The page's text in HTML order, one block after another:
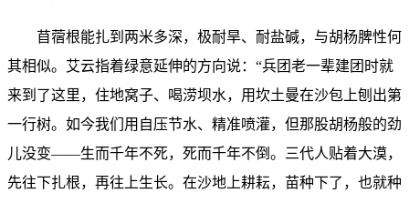
苜蓿根能扎到两米多深，极耐旱、耐盐碱，与胡杨脾性何
其相似。艾云指着绿意延伸的方向说：“兵团老一辈建团时就
来到了这里，住地窝子、喝涝坝水，用坎土曼在沙包上刨出第
一行树。如今我们用自压节水、精准喷灌，但那股胡杨般的劲
儿没变——生而千年不死，死而千年不倒。三代人贴着大漠，
先往下扎根，再往上生长。在沙地上耕耘，苗种下了，也就种